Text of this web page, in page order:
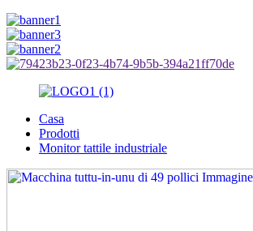
Casa
Prodotti
Monitor tattile industriale